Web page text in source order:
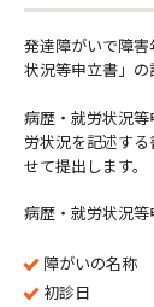
発達障がいで障害
状況等申立書」 の
病歴・就労状況
労状況を記述す
せて提出します。
病歴・就労状況等
障がいの名称
初診日